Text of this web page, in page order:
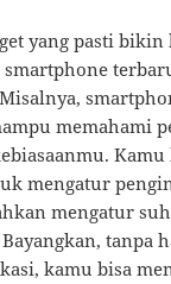
yang pasti
smartphone
memahami
mengatur
mengatur
tanpa
kamu bisa